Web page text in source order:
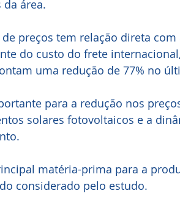
área.
preços tem relação direta com
do custo do frete
uma redução de 77% no
para a redução nos
solares fotovoltaicos e a
considerado pelo estudo.